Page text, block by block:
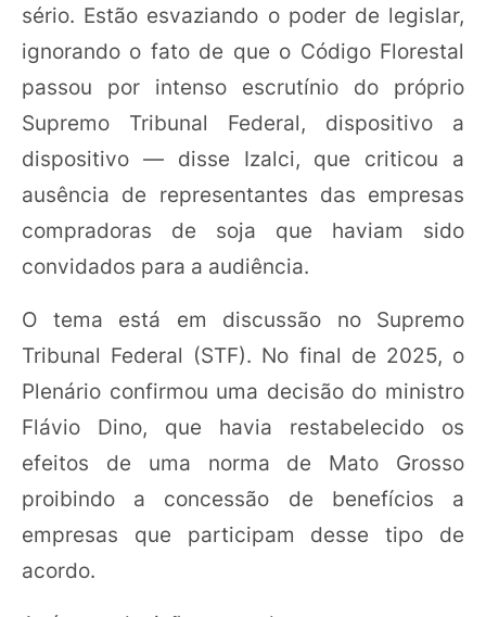
sério. Estão esvaziando o poder de legislar,
ignorando o fato de que o Código Florestal
passou por intenso escrutínio do próprio
Supremo Tribunal Federal, dispositivo a
dispositivo — disse Izalci, que criticou a
ausência de representantes das empresas
compradoras de soja que haviam sido
convidados para a audiência.
O tema está em discussão no Supremo
Tribunal Federal (STF). No final de 2025, o
Plenário confirmou uma decisão do ministro
Flávio Dino, que havia restabelecido os
efeitos de uma norma de Mato Grosso
proibindo a concessão de benefícios a
empresas que participam desse tipo de
acordo.